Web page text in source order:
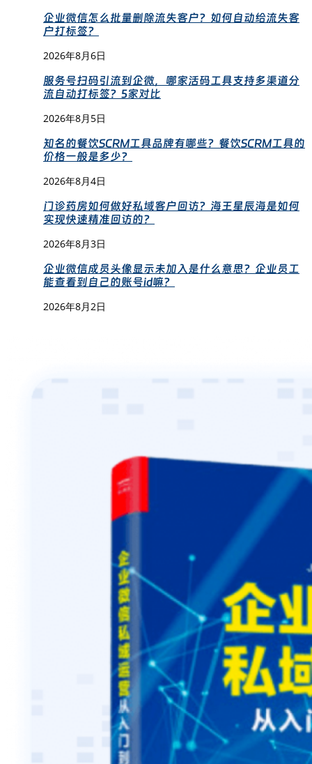
企业微信怎么批量删除流失客户？如何自动给流失客
户打标签？
2026年8月6日
服务号扫码引流到企微，哪家活码工具支持多渠道分
流自动打标签？5家对比
2026年8月5日
知名的餐饮SCRM工具品牌有哪些？餐饮SCRM工具的
价格一般是多少？
2026年8月4日
门诊药房如何做好私域客户回访？海王星辰海是如何
实现快速精准回访的？
2026年8月3日
企业微信成员头像显示未加入是什么意思？企业员工
能查看到自己的账号id嘛？
2026年8月2日